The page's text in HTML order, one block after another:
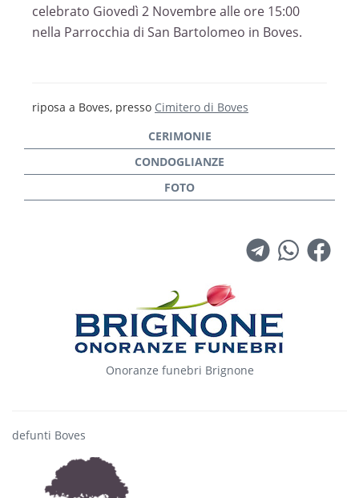
celebrato Giovedì 2 Novembre alle ore 15:00
nella Parrocchia di San Bartolomeo in Boves.
riposa a Boves, presso Cimitero di Boves
Onoranze funebri Brignone
defunti Boves